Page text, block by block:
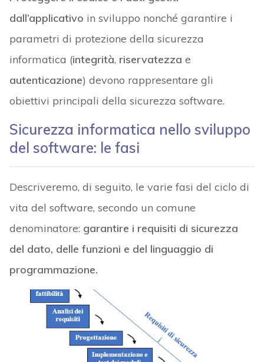
dall’applicativo in sviluppo nonché garantire i
parametri di protezione della sicurezza
informatica (integrità, riservatezza e
autenticazione) devono rappresentare gli
obiettivi principali della sicurezza software.
Sicurezza informatica nello sviluppo
del software: le fasi
Descriveremo, di seguito, le varie fasi del ciclo di
vita del software, secondo un comune
denominatore: garantire i requisiti di sicurezza
del dato, delle funzioni e del linguaggio di
programmazione.